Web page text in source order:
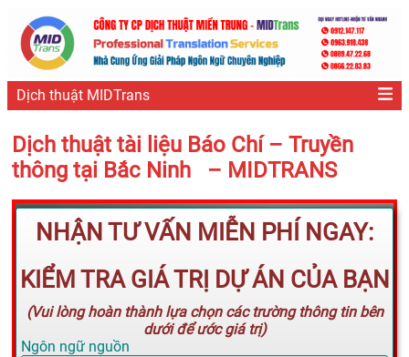
Dịch thuật MIDTrans
Dịch thuật tài liệu Báo Chí – Truyền
thông tại Bắc Ninh – MIDTRANS
NHẬN TƯ VẤN MIỄN PHÍ NGAY:
KIỂM TRA GIÁ TRỊ DỰ ÁN CỦA BẠN
(Vui lòng hoàn thành lựa chọn các trường thông tin bên
dưới để ước giá trị)
Ngôn ngữ nguồn